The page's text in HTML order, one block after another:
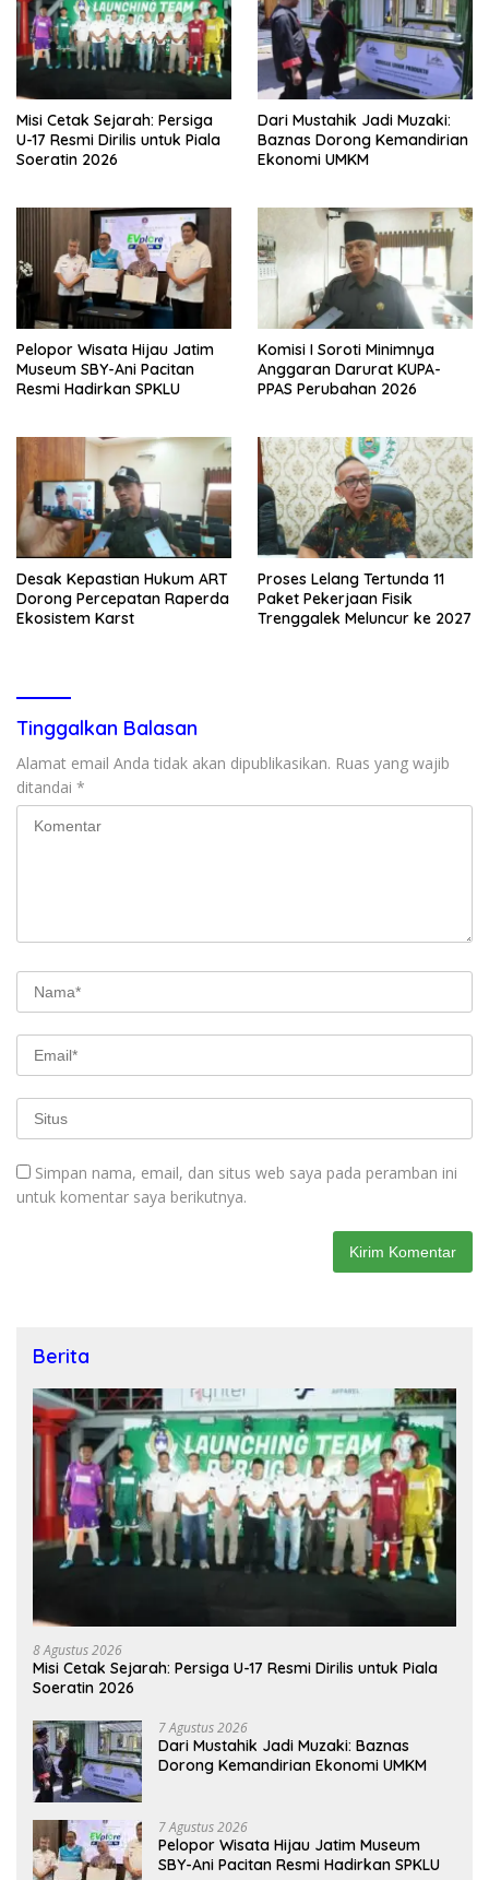
Misi Cetak Sejarah: Persiga
U-17 Resmi Dirilis untuk Piala
Soeratin 2026
Dari Mustahik Jadi Muzaki:
Baznas Dorong Kemandirian
Ekonomi UMKM
Pelopor Wisata Hijau Jatim
Museum SBY-Ani Pacitan
Resmi Hadirkan SPKLU
Komisi I Soroti Minimnya
Anggaran Darurat KUPA-
PPAS Perubahan 2026
Desak Kepastian Hukum ART
Dorong Percepatan Raperda
Ekosistem Karst
Proses Lelang Tertunda 11
Paket Pekerjaan Fisik
Trenggalek Meluncur ke 2027
Tinggalkan Balasan
Alamat email Anda tidak akan dipublikasikan. Ruas yang wajib
ditandai *
Simpan nama, email, dan situs web saya pada peramban ini
untuk komentar saya berikutnya.
Berita
8 Agustus 2026
Misi Cetak Sejarah: Persiga U-17 Resmi Dirilis untuk Piala
Soeratin 2026
7 Agustus 2026
Dari Mustahik Jadi Muzaki: Baznas
Dorong Kemandirian Ekonomi UMKM
7 Agustus 2026
Pelopor Wisata Hijau Jatim Museum
SBY-Ani Pacitan Resmi Hadirkan SPKLU